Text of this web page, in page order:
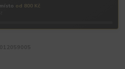
od 800 Kč